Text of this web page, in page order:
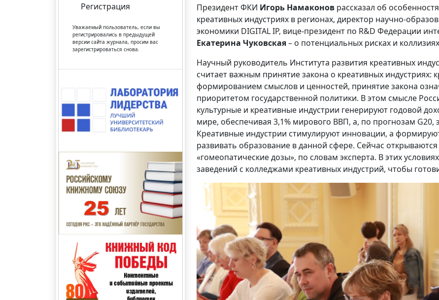
Регистрация
Уважаемый пользователь, если вы
регистрировались в предыдущей
версии сайта журнала, просим вас
зарегистрироваться снова.
Президент ФКИ Игорь Намаконов рассказал об
креативных индустриях в регионах, директор научно-
экономики DIGITAL IP, вице-президент по R&D Федерации
Екатерина Чуковская– о потенциальных рисках и
Научный руководитель Института развития креативных
считает важным принятие закона о креативных индустриях:
формированием смыслов и ценностей, принятие закона
приоритетом государственной политики. В этом смысле
культурные и креативные индустрии генерируют годовой
мире, обеспечивая 3,1% мирового ВВП, а, по прогнозам G20,
Креативные индустрии стимулируют инновации, а
развивать образование в данной сфере. Сейчас
«гомеопатические дозы», по словам эксперта. В этих
заведений с колледжами креативных индустрий, чтобы